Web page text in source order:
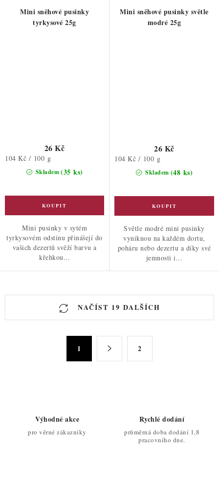
Mini sněhové pusinky
tyrkysové 25g
Skladem(35 ks)
26 Kč
Měrná
104 Kč / 100 g
Mini pusinky v sytém
tyrkysovém odstínu přinášejí do
vašich dezertů svěží barvu a
křehkou...
Mini sněhové pusinky světle
modré 25g
Skladem (48 ks)
26 Kč
Měrná
104 Kč / 100 g
Světle modré mini pusinky
vyniknou na každém dortu,
poháru nebo dezertu a díky své
jemnosti i...
O
l
NAČÍST 19 DALŠÍCH
1 2
Výhodné akce
pro věrné zákazníky
Rychlé dodání
průměrná doba dodání 1,8
pracovního dne.